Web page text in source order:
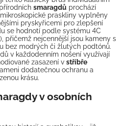
smaragdů prochází
praskliny vyplněny
pryskyřicemi pro zlepšení
se hodnotí podle systému 4C
přičemž nejcennější jsou kameny s
bez modrých či žlutých podtónů.
v každodenním nošení využívají
zasazení v stříbře
dodatečnou ochranu a
krásu.
v osobních